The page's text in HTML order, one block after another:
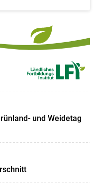
und Weidetag